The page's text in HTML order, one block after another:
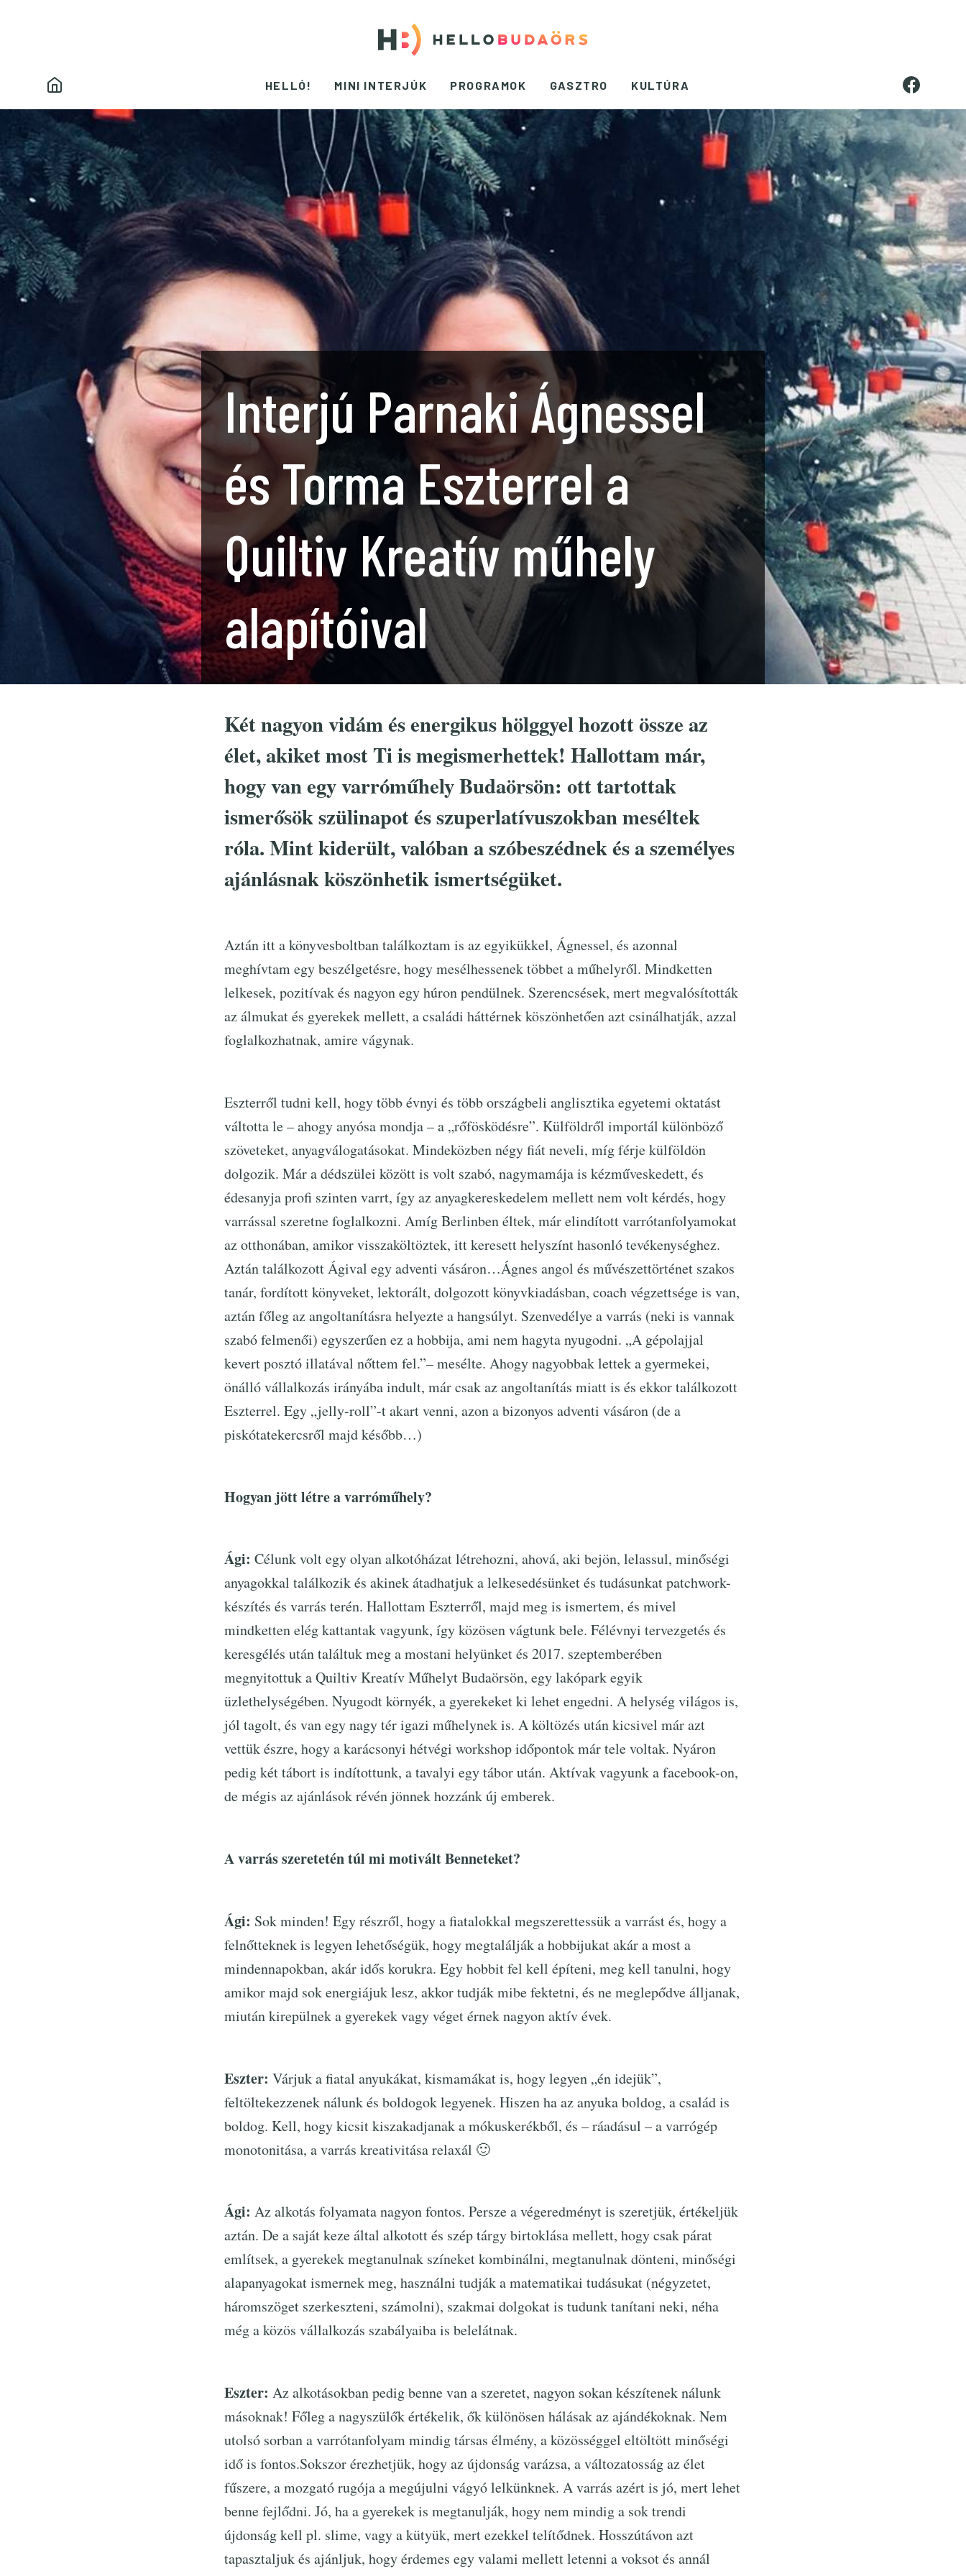
HELLÓ! MINI INTERJÚK PROGRAMOK GASZTRO KULTÚRA
Interjú Parnaki Ágnessel
és Torma Eszterrel a
Quiltiv Kreatív műhely
alapítóival
Két nagyon vidám és energikus hölggyel hozott össze az
élet, akiket most Ti is megismerhettek! Hallottam már,
hogy van egy varróműhely Budaörsön: ott tartottak
ismerősök szülinapot és szuperlatívuszokban meséltek
róla. Mint kiderült, valóban a szóbeszédnek és a személyes
ajánlásnak köszönhetik ismertségüket.
Aztán itt a könyvesboltban találkoztam is az egyikükkel, Ágnessel, és azonnal
meghívtam egy beszélgetésre, hogy mesélhessenek többet a műhelyről. Mindketten
lelkesek, pozitívak és nagyon egy húron pendülnek. Szerencsések, mert megvalósították
az álmukat és gyerekek mellett, a családi háttérnek köszönhetően azt csinálhatják, azzal
foglalkozhatnak, amire vágynak.
Eszterről tudni kell, hogy több évnyi és több országbeli anglisztika egyetemi oktatást
váltotta le – ahogy anyósa mondja – a „rőfösködésre”. Külföldről importál különböző
szöveteket, anyagválogatásokat. Mindeközben négy fiát neveli, míg férje külföldön
dolgozik. Már a dédszülei között is volt szabó, nagymamája is kézműveskedett, és
édesanyja profi szinten varrt, így az anyagkereskedelem mellett nem volt kérdés, hogy
varrással szeretne foglalkozni. Amíg Berlinben éltek, már elindított varrótanfolyamokat
az otthonában, amikor visszaköltöztek, itt keresett helyszínt hasonló tevékenységhez.
Aztán találkozott Ágival egy adventi vásáron…Ágnes angol és művészettörténet szakos
tanár, fordított könyveket, lektorált, dolgozott könyvkiadásban, coach végzettsége is van,
aztán főleg az angoltanításra helyezte a hangsúlyt. Szenvedélye a varrás (neki is vannak
szabó felmenői) egyszerűen ez a hobbija, ami nem hagyta nyugodni. „A gépolajjal
kevert posztó illatával nőttem fel.”– mesélte. Ahogy nagyobbak lettek a gyermekei,
önálló vállalkozás irányába indult, már csak az angoltanítás miatt is és ekkor találkozott
Eszterrel. Egy „jelly-roll”-t akart venni, azon a bizonyos adventi vásáron (de a
piskótatekercsről majd később…)
Hogyan jött létre a varróműhely?
Ági: Célunk volt egy olyan alkotóházat létrehozni, ahová, aki bejön, lelassul, minőségi
anyagokkal találkozik és akinek átadhatjuk a lelkesedésünket és tudásunkat patchwork-
készítés és varrás terén. Hallottam Eszterről, majd meg is ismertem, és mivel
mindketten elég kattantak vagyunk, így közösen vágtunk bele. Félévnyi tervezgetés és
keresgélés után találtuk meg a mostani helyünket és 2017. szeptemberében
megnyitottuk a Quiltiv Kreatív Műhelyt Budaörsön, egy lakópark egyik
üzlethelységében. Nyugodt környék, a gyerekeket ki lehet engedni. A helység világos is,
jól tagolt, és van egy nagy tér igazi műhelynek is. A költözés után kicsivel már azt
vettük észre, hogy a karácsonyi hétvégi workshop időpontok már tele voltak. Nyáron
pedig két tábort is indítottunk, a tavalyi egy tábor után. Aktívak vagyunk a facebook-on,
de mégis az ajánlások révén jönnek hozzánk új emberek.
A varrás szeretetén túl mi motivált Benneteket?
Ági: Sok minden! Egy részről, hogy a fiatalokkal megszerettessük a varrást és, hogy a
felnőtteknek is legyen lehetőségük, hogy megtalálják a hobbijukat akár a most a
mindennapokban, akár idős korukra. Egy hobbit fel kell építeni, meg kell tanulni, hogy
amikor majd sok energiájuk lesz, akkor tudják mibe fektetni, és ne meglepődve álljanak,
miután kirepülnek a gyerekek vagy véget érnek nagyon aktív évek.
Eszter: Várjuk a fiatal anyukákat, kismamákat is, hogy legyen „én idejük”,
feltöltekezzenek nálunk és boldogok legyenek. Hiszen ha az anyuka boldog, a család is
boldog. Kell, hogy kicsit kiszakadjanak a mókuskerékből, és – ráadásul – a varrógép
monotonitása, a varrás kreativitása relaxál 🙂
Ági: Az alkotás folyamata nagyon fontos. Persze a végeredményt is szeretjük, értékeljük
aztán. De a saját keze által alkotott és szép tárgy birtoklása mellett, hogy csak párat
említsek, a gyerekek megtanulnak színeket kombinálni, megtanulnak dönteni, minőségi
alapanyagokat ismernek meg, használni tudják a matematikai tudásukat (négyzetet,
háromszöget szerkeszteni, számolni), szakmai dolgokat is tudunk tanítani neki, néha
még a közös vállalkozás szabályaiba is belelátnak.
Eszter: Az alkotásokban pedig benne van a szeretet, nagyon sokan készítenek nálunk
másoknak! Főleg a nagyszülők értékelik, ők különösen hálásak az ajándékoknak. Nem
utolsó sorban a varrótanfolyam mindig társas élmény, a közösséggel eltöltött minőségi
idő is fontos.Sokszor érezhetjük, hogy az újdonság varázsa, a változatosság az élet
fűszere, a mozgató rugója a megújulni vágyó lelkünknek. A varrás azért is jó, mert lehet
benne fejlődni. Jó, ha a gyerekek is megtanulják, hogy nem mindig a sok trendi
újdonság kell pl. slime, vagy a kütyük, mert ezekkel telítődnek. Hosszútávon azt
tapasztaljuk és ajánljuk, hogy érdemes egy valami mellett letenni a voksot és annál